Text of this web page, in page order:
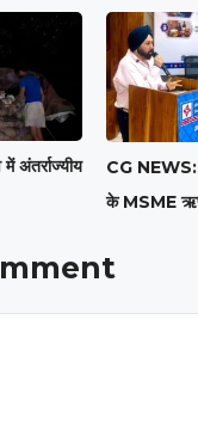
अंतर्राज्यीय
CG
के MSME